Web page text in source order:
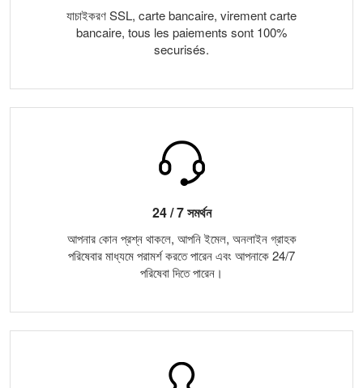
যাচাইকরণ SSL, carte bancaire, virement carte
bancaire, tous les paiements sont 100%
securisés.
24 / 7 সমর্থন
আপনার কোন প্রশ্ন থাকলে, আপনি ইমেল, অনলাইন গ্রাহক
পরিষেবার মাধ্যমে পরামর্শ করতে পারেন এবং আপনাকে 24/7
পরিষেবা দিতে পারেন।